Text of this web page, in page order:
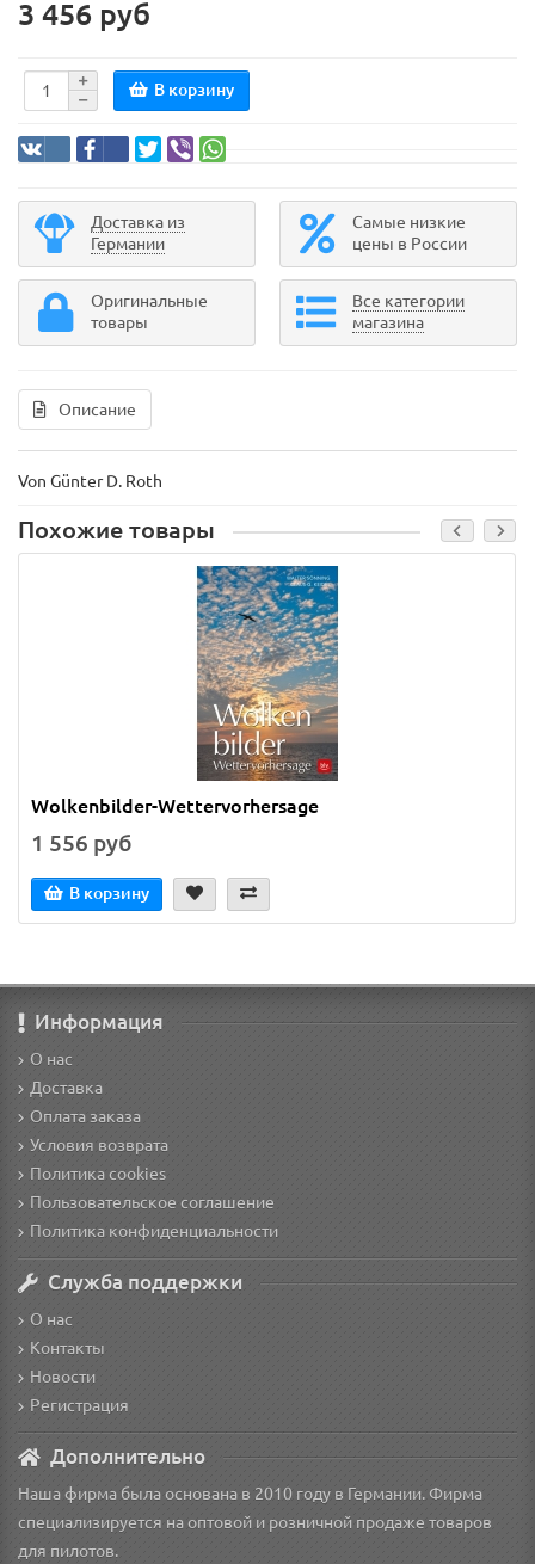
3 456 руб
В корзину
Доставка из
Германии
Самые низкие
цены в России
Оригинальные
товары
Все категории
магазина
Описание
Von Günter D. Roth
Похожие товары
Wolkenbilder-Wettervorhersage
1 556 руб
В корзину
Информация
О нас
Доставка
Оплата заказа
Условия возврата
Политика cookies
Пользовательское соглашение
Политика конфиденциальности
Служба поддержки
О нас
Контакты
Новости
Регистрация
Дополнительно
Наша фирма была основана в 2010 году в Германии. Фирма
специализируется на оптовой и розничной продаже товаров
для пилотов.